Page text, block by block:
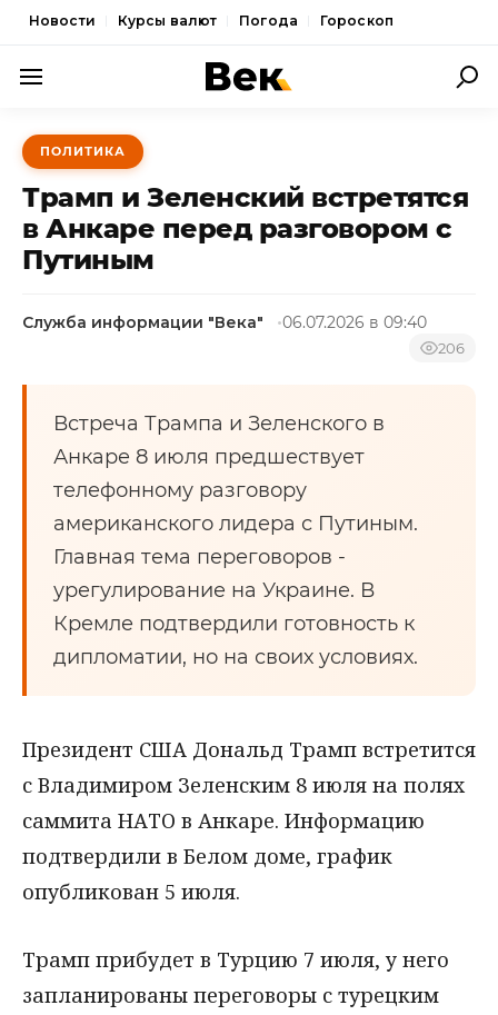
Новости Курсы валют Погода Гороскоп
ПОЛИТИКА
ЭКОНОМИКА
ОБЩЕСТВО
СПОРТ
ПОЛИТИКА
Трамп и Зеленский встретятся
в Анкаре перед разговором с
Путиным
Служба информации "Века" 06.07.2026 в 09:40
206
Встреча Трампа и Зеленского в
Анкаре 8 июля предшествует
телефонному разговору
американского лидера с Путиным.
Главная тема переговоров -
урегулирование на Украине. В
Кремле подтвердили готовность к
дипломатии, но на своих условиях.
Президент США Дональд Трамп встретится
с Владимиром Зеленским 8 июля на полях
саммита НАТО в Анкаре. Информацию
подтвердили в Белом доме, график
опубликован 5 июля.
Трамп прибудет в Турцию 7 июля, у него
запланированы переговоры с турецким